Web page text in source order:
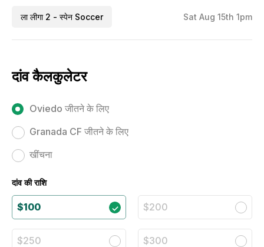
ला लीगा 2 - स्पेन Soccer Sat Aug 15th 1pm
दांव कैलकुलेटर
Oviedo जीतने के लिए
Granada CF जीतने के लिए
खींचना
दांव की राशि
$100 $200
$250 $300